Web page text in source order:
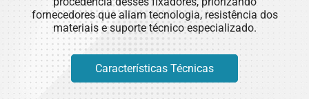
fornecedores que aliam tecnologia, resistência dos
materiais e suporte técnico especializado.
Características Técnicas